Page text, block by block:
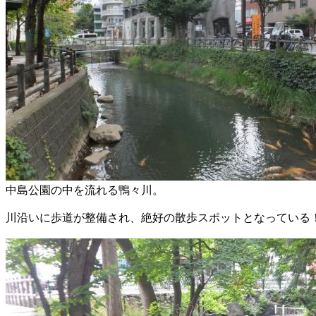
中島公園の中を流れる鴨々川。
川沿いに歩道が整備され、絶好の散歩スポットとなっている